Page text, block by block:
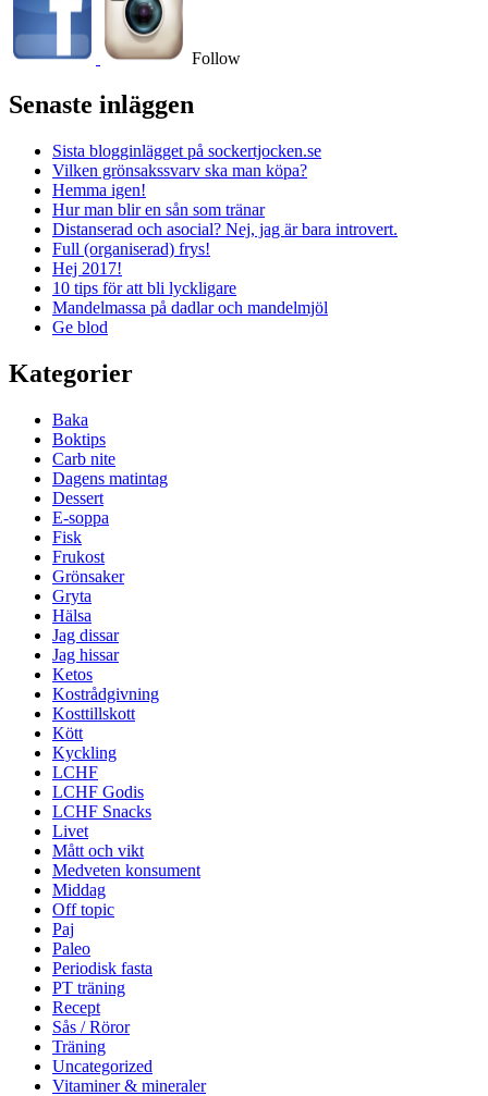
Follow
Senaste inläggen
Sista blogginlägget på sockertjocken.se
Vilken grönsakssvarv ska man köpa?
Hemma igen!
Hur man blir en sån som tränar
Distanserad och asocial? Nej, jag är bara introvert.
Full (organiserad) frys!
Hej 2017!
10 tips för att bli lyckligare
Mandelmassa på dadlar och mandelmjöl
Ge blod
Kategorier
Baka
Boktips
Carb nite
Dagens matintag
Dessert
E-soppa
Fisk
Frukost
Grönsaker
Gryta
Hälsa
Jag dissar
Jag hissar
Ketos
Kostrådgivning
Kosttillskott
Kött
Kyckling
LCHF
LCHF Godis
LCHF Snacks
Livet
Mått och vikt
Medveten konsument
Middag
Off topic
Paj
Paleo
Periodisk fasta
PT träning
Recept
Sås / Röror
Träning
Uncategorized
Vitaminer & mineraler